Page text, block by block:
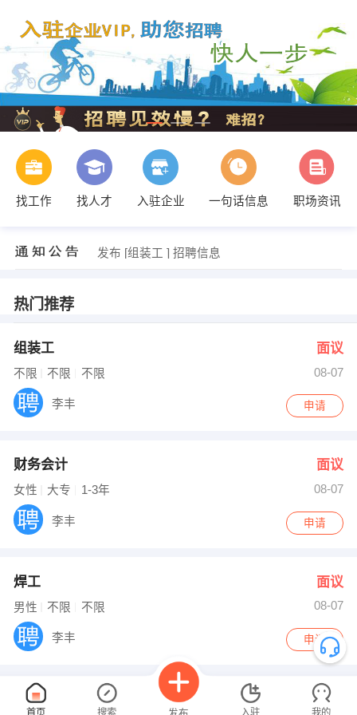
找工作 找人才 入驻企业 一句话信息
职场资讯
发布 [组装工 ] 招聘信息
热门推荐
组装工 面议
不限 不限 不限 08-07
李丰 申请
财务会计 面议
女性 大专 1-3年 08-07
李丰 申请
焊工 面议
男性 不限 不限 08-07
李丰 申请
已经没有咯...